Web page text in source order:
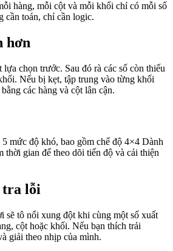
hàng, mỗi cột và mỗi khối chỉ có mỗi số
cần toán, chỉ cần logic.
hơn
chọn trước. Sau đó rà các số còn thiếu
Nếu bị kẹt, tập trung vào từng khối
các hàng và cột lân cận.
mức độ khó, bao gồm chế độ 4×4 Dành
thời gian để theo dõi tiến độ và cải thiện
tra lỗi
sẽ tô nổi xung đột khi cùng một số xuất
cột hoặc khối. Nếu bạn thích trải
giải theo nhịp của mình.